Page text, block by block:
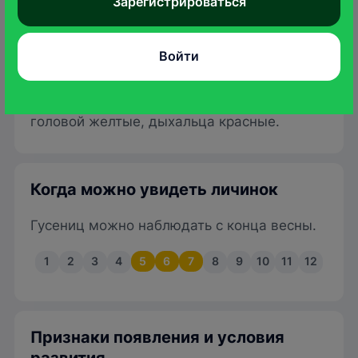
/wikimedia.org
рожки на спине, которые исчезают после
третьей линьки. Взрослая гусеница
головой желтые, дыхальца красные.
Когда можно увидеть личинок
Гусениц можно наблюдать с конца весны.
1 2 3 4 5 6 7 8 9 10 11 12
Признаки появления и условия
Войти